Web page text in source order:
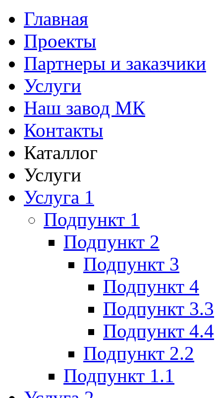
Главная
Проекты
Партнеры и заказчики
Услуги
Наш завод МК
Контакты
Каталлог
Услуги
Услуга 1
Подпункт 1
Подпункт 2
Подпункт 3
Подпункт 4
Подпункт 3.3
Подпункт 4.4
Подпункт 2.2
Подпункт 1.1